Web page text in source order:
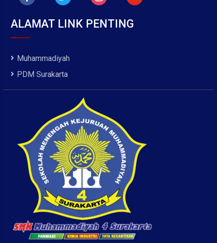
ALAMAT LINK PENTING
Muhammadiyah
PDM Surakarta